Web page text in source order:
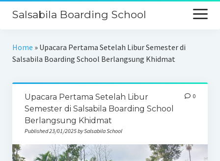
Salsabila Boarding School
Beranda
Keunggulan
Galeri
PPDB
Home » Upacara Pertama Setelah Libur Semester di
Salsabila Boarding School Berlangsung Khidmat
Upacara Pertama Setelah Libur
Semester di Salsabila Boarding School
Berlangsung Khidmat
Published 23/01/2025 by Salsabila School
0